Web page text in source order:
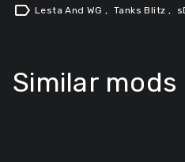
label Lesta And WG, Tanks Blitz ,
Similar mods